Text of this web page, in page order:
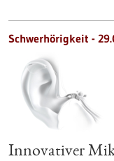
Schwerhörigkeit -
Innovativer